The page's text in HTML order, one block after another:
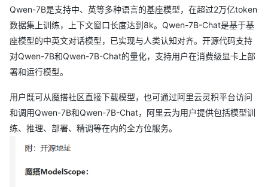
Qwen-7B是支持中、英等多种语言的基座模型，在超过2万亿token
数据集上训练，上下文窗口长度达到8k。Qwen-7B-Chat是基于基
座模型的中英文对话模型，已实现与人类认知对齐。开源代码支持
对Qwen-7B和Qwen-7B-Chat的量化，支持用户在消费级显卡上部
署和运行模型。
用户既可从魔搭社区直接下载模型，也可通过阿里云灵积平台访问
和调用Qwen-7B和Qwen-7B-Chat，阿里云为用户提供包括模型训
练、推理、部署、精调等在内的全方位服务。